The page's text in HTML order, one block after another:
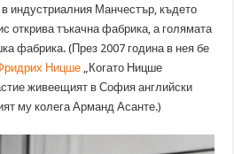
индустриалния Манчестър, където
открива тъкачна фабрика, а голямата
фабрика. (През 2007 година в нея бе
Ницше „Когато Ницше
живеещият в София английски
му колега Арманд Асанте.)